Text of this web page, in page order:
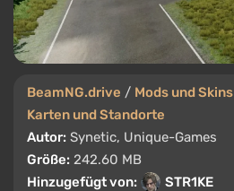
BeamNG.drive / Mods und Skins
Karten und Standorte
Autor: Synetic, Unique-Games
Größe: 242.60 MB
Hinzugefügt von:
STR1KE